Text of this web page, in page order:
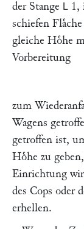
der Stange L 1,
schiefen Flaͤche
gleiche Hoͤhe
Vorbereitung
zum
Wagens
getroffen ist,
Hoͤhe zu
Einrichtung
des Cops oder
erhellen.